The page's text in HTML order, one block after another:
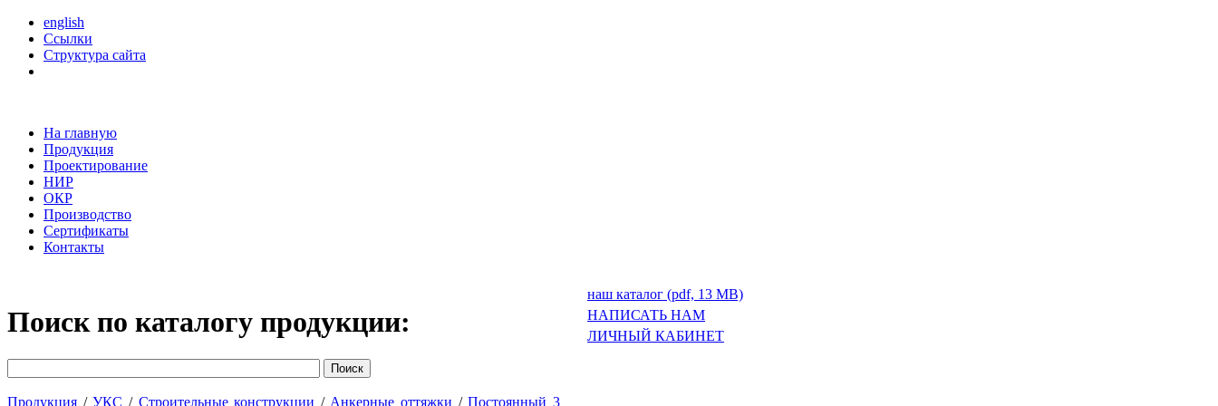
english
Ссылки
Структура сайта
На главную
Продукция
Проектирование
НИР
ОКР
Производство
Сертификаты
Контакты
Поиск по каталогу продукции:
Продукция /УКС / Строительные конструкции / Анкерные оттяжки /Постоянный 3
наш каталог (pdf, 13 MB)
НАПИСАТЬ НАМ
ЛИЧНЫЙ КАБИНЕТ